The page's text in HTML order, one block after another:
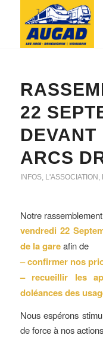
22
ARCS
INFOS, L'ASSOCIATION ,
Notre
vendredi 22
de la gareafin de
– confirmer nos
– recueillir les
doléances des
Nous espérons
de force à nos